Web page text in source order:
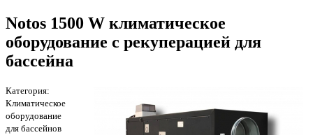
Notos 1500 W климатическое
оборудование с рекуперацией для
бассейна
Категория:
Климатическое
оборудование
для бассейнов